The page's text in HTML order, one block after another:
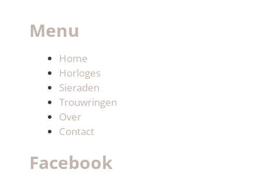
Menu
Home
Horloges
Sieraden
Trouwringen
Over
Contact
Facebook